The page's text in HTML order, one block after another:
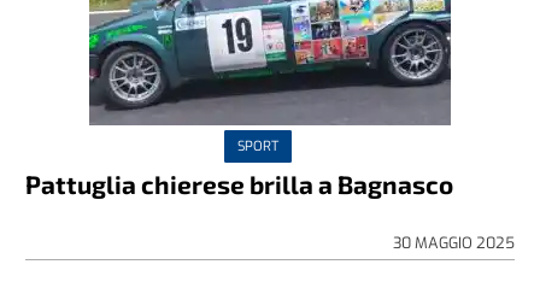
SPORT
Pattuglia chierese brilla a Bagnasco
30 MAGGIO 2025